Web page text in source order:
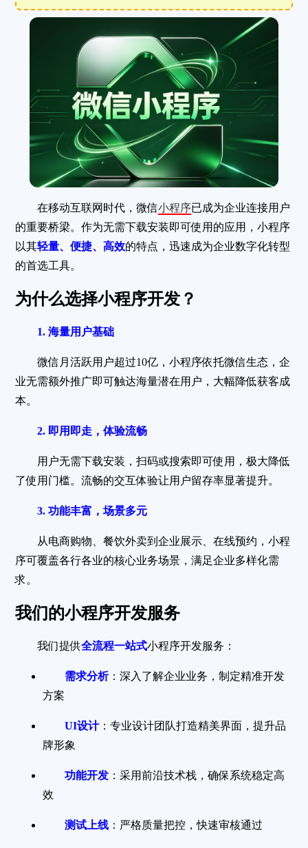
在移动互联网时代，微信小程序已成为企业连接用户
的重要桥梁。作为无需下载安装即可使用的应用，小程序
以其轻量、便捷、高效的特点，迅速成为企业数字化转型
的首选工具。
为什么选择小程序开发？
1. 海量用户基础
微信月活跃用户超过10亿，小程序依托微信生态，企
业无需额外推广即可触达海量潜在用户，大幅降低获客成
本。
2. 即用即走，体验流畅
用户无需下载安装，扫码或搜索即可使用，极大降低
了使用门槛。流畅的交互体验让用户留存率显著提升。
3. 功能丰富，场景多元
从电商购物、餐饮外卖到企业展示、在线预约，小程
序可覆盖各行各业的核心业务场景，满足企业多样化需
求。
我们的小程序开发服务
我们提供全流程一站式小程序开发服务：
需求分析：深入了解企业业务，制定精准开发
方案
UI设计：专业设计团队打造精美界面，提升品
牌形象
功能开发 ：采用前沿技术栈，确保系统稳定高
效
测试上线 ：严格质量把控，快速审核通过